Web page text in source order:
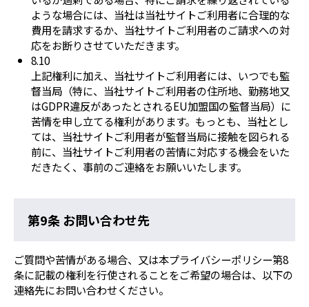
ような場合には、当社は当社サイトご利用者に合理的な
費用を請求するか、当社サイトご利用者のご請求への対
応をお断りさせていただきます。
8.10
上記権利に加え、当社サイトご利用者には、いつでも監
督当局（特に、当社サイトご利用者の住所地、勤務地又
はGDPR違反があったとされるEU加盟国の監督当局）に
苦情を申し立てる権利があります。もっとも、当社とし
ては、当社サイトご利用者が監督当局に接触を図られる
前に、当社サイトご利用者の苦情に対応する機会をいた
だきたく、事前のご連絡をお願いいたします。
第9条 お問い合わせ先
ご質問や苦情がある場合、又は本プライバシーポリシー第8
条に記載の権利を行使されることをご希望の場合は、以下の
連絡先にお問い合わせください。